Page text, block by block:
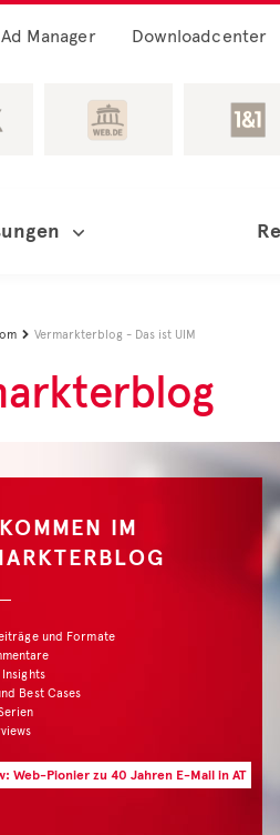
Ad Manager Downloadcenter
 Vermarkterblog - Das ist UIM